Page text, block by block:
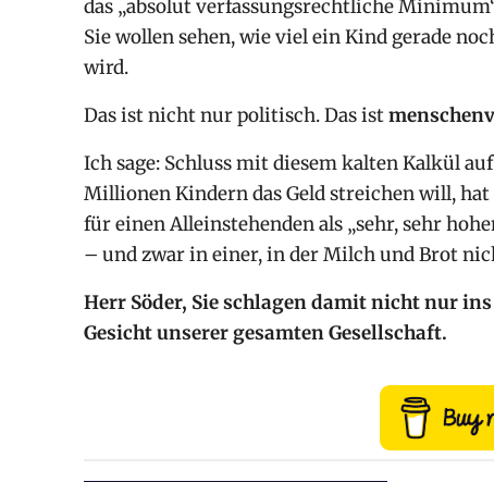
das „absolut verfassungsrechtliche
Sie wollen sehen, wie viel ein Kind gerade
wird.
Das ist nicht nur politisch. Das ist
Ich sage: Schluss mit diesem kalten Kalkül
Millionen Kindern das Geld streichen will,
für einen Alleinstehenden als „sehr, sehr
– und zwar in einer, in der Milch und Brot
Herr Söder, Sie schlagen damit nicht nur
Gesicht unserer gesamten Gesellschaft.